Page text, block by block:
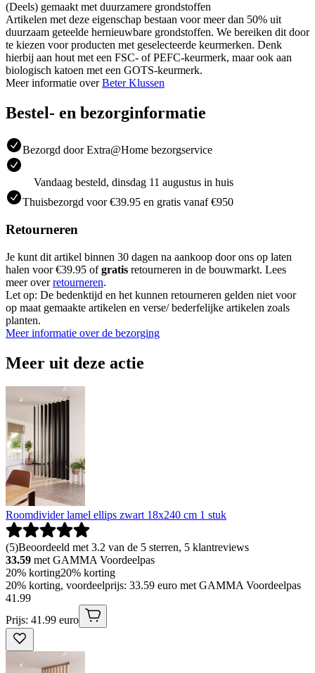
(Deels) gemaakt met duurzamere grondstoffen
Artikelen met deze eigenschap bestaan voor meer dan 50% uit
duurzaam geteelde hernieuwbare grondstoffen. We bereiken dit door
te kiezen voor producten met geselecteerde keurmerken. Denk
hierbij aan hout met een FSC- of PEFC-keurmerk, maar ook aan
biologisch katoen met een GOTS-keurmerk.
Meer informatie overBeter Klussen
Bestel- en bezorginformatie
Bezorgd door Extra@Home bezorgservice
Vandaag besteld, dinsdag 11 augustus in huis
Thuisbezorgd voor €39.95 en gratis vanaf €950
Retourneren
Je kunt dit artikel binnen 30 dagen na aankoop door ons op laten
halen voor €39.95 ofgratis retourneren in de bouwmarkt. Lees
meer overretourneren.
Let op: De bedenktijd en het kunnen retourneren gelden niet voor
op maat gemaakte artikelen en verse/ bederfelijke artikelen zoals
planten.
Meer informatie over de bezorging
Meer uit deze actie
Roomdivider lamel ellips zwart 18x240 cm 1 stuk
(5)Beoordeeld met 3.2 van de 5 sterren, 5 klantreviews
33.59 met GAMMA Voordeelpas
20% korting20% korting
20% korting, voordeelprijs: 33.59 euro met GAMMA Voordeelpas
41.99
Prijs: 41.99 euro